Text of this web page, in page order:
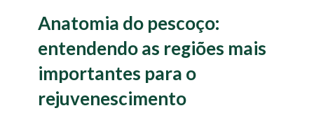
Anatomia do pescoço:
entendendo as regiões mais
importantes para o
rejuvenescimento